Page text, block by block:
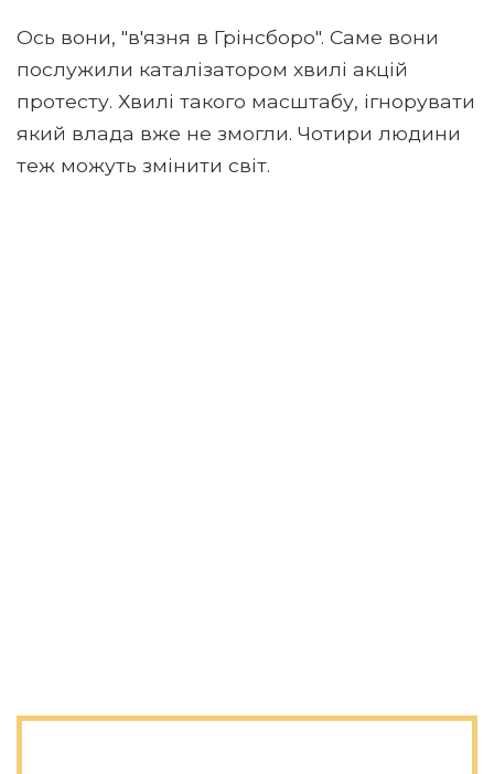
Ось вони, "в'язня в Грінсборо". Саме вони
послужили каталізатором хвилі акцій
протесту. Хвилі такого масштабу, ігнорувати
який влада вже не змогли. Чотири людини
теж можуть змінити світ.